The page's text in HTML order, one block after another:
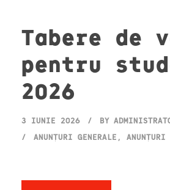
Tabere de
pentru
2026
3 IUNIE 2026 BY
ANUNȚURI GENERALE , ANUNȚURI